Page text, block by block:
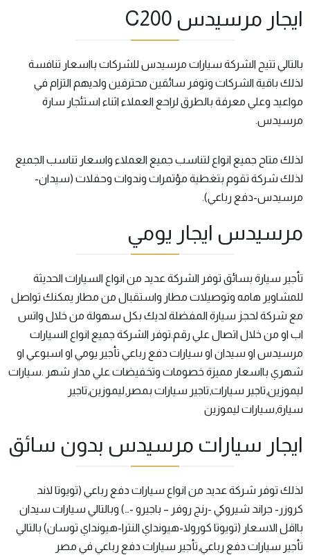
ايجار مرسيدس C200
بالتالي تتيح الشركة سيارات مرسيدس للشركات بااسعار تنافسة
لذلك باقية الشركات وتوفر سائقين محترفين ولديهم التزام في
مواعيد وعلي معرفة بالطرق لراحع العملاء اثناء استئجار سارة
مرسيدس.
لذلك متاح جميع انواع لتناسب جميع العملاء واسعار تناسب الجميع
لذلك شركة تقوم بتغطية مؤتمرات وندوات وحفلات (سيدان-
مرسيدس-دفع رباعي).
مرسيدس ايجار يومي
تأجير سيارة بسائق توفر الشركة عديد من انواع السيارات الحديثة
للمشاوير هامه وتوصيلات مطار واستقبال من مطار يمكنك تواصل
مع شركة لحجز سيارة المفضلة لديك بكل سهولة من خلال واتس
اب او من خلال اتصال علي رقم.توفر الشركة جميع انواع السيارات
مرسيدس او سيدان او سيارات دفع رباعي تأجير يومي او اسبوعي او
شهري بااسعار مميزة خصومات وتخفيضات علي مدار شهر .سيارات
ليموزين,تاجير سيارات,تاجير سيارات بمصر,ليموزين,تاجير
سيارة,سيارات ليموزين
ايجار سيارات مرسيدس بدون سائق
لذلك توفر شركة عديد من انواع سيارات دفع رباعي (تويوتا لاند
كروزر- جراند شيروكي -رنج روفر – باجيرو -…) وبالتالي سيارات سيدان
بااقل الاسعار (تويوتا كورولا-هيونداي النترا-هيونداي توسان) بالتالي
تأجير سيارات دفع رباعي,تأجير سيارات دفع رباعي في مصر